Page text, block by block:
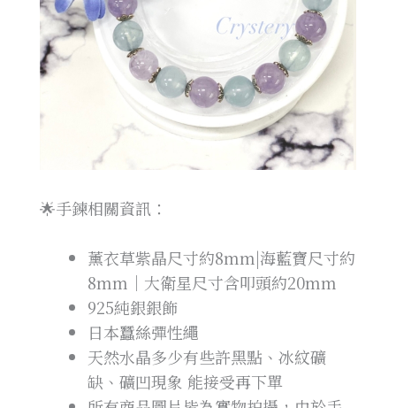
🌟手鍊相關資訊：
薰衣草紫晶尺寸約8mm|海藍寶尺寸約
8mm｜大衛星尺寸含叩頭約20mm
925純銀銀飾
日本蠶絲彈性繩
天然水晶多少有些許黑點、冰紋礦
缺、礦凹現象 能接受再下單